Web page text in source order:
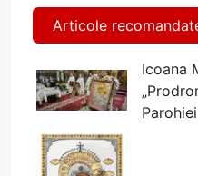
Articole
Icoana